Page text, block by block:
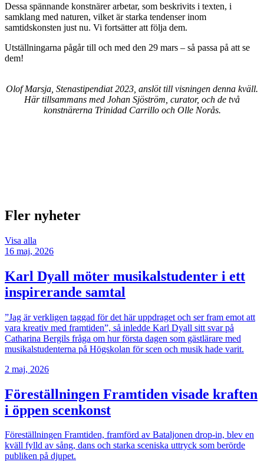
Dessa spännande konstnärer arbetar, som beskrivits i texten, i
samklang med naturen, vilket är starka tendenser inom
samtidskonsten just nu. Vi fortsätter att följa dem.
Utställningarna pågår till och med den 29 mars – så passa på att se
dem!
Olof Marsja, Stenastipendiat 2023, anslöt till visningen denna kväll.
Här tillsammans med Johan Sjöström, curator, och de två
konstnärerna Trinidad Carrillo och Olle Norås.
Fler nyheter
Visa alla
16 maj, 2026
Karl Dyall möter musikalstudenter i ett
inspirerande samtal
”Jag är verkligen taggad för det här uppdraget och ser fram emot att
vara kreativ med framtiden”, så inledde Karl Dyall sitt svar på
Catharina Bergils fråga om hur första dagen som gästlärare med
musikalstudenterna på Högskolan för scen och musik hade varit.
2 maj, 2026
Föreställningen Framtiden visade kraften
i öppen scenkonst
Föreställningen Framtiden, framförd av Bataljonen drop-in, blev en
kväll fylld av sång, dans och starka sceniska uttryck som berörde
publiken på djupet.